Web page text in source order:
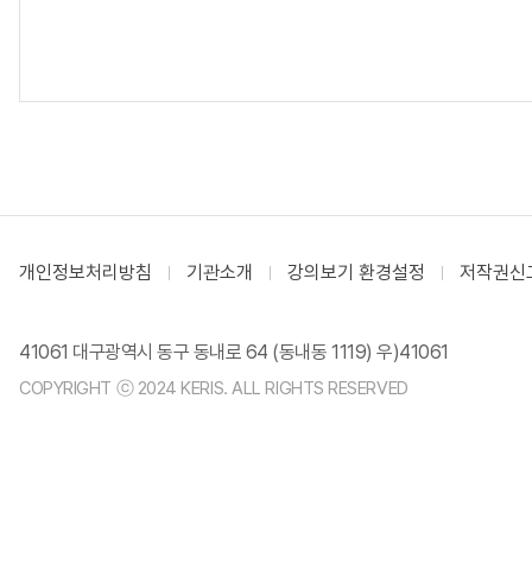
개인정보처리방침 기관소개 강의보기 환경설정 저작권신
41061 대구광역시 동구 동내로 64 (동내동 1119) 우)41061
COPYRIGHT ⓒ 2024 KERIS. ALL RIGHTS RESERVED